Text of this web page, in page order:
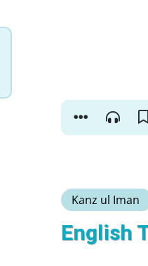
Kanz ul Iman
English